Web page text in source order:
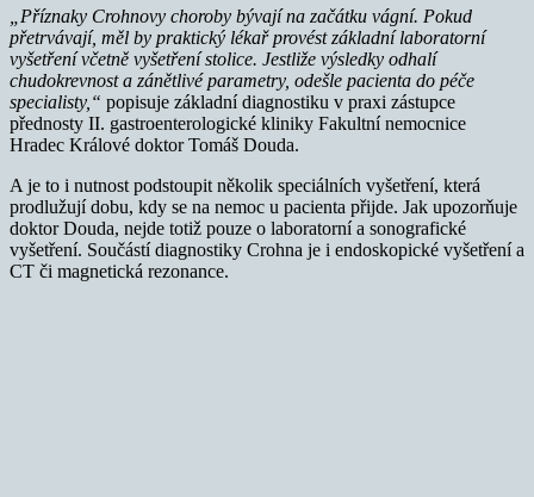
„Příznaky Crohnovy choroby bývají na začátku vágní. Pokud
přetrvávají, měl by praktický lékař provést základní laboratorní
vyšetření včetně vyšetření stolice. Jestliže výsledky odhalí
chudokrevnost a zánětlivé parametry, odešle pacienta do péče
specialisty,“ popisuje základní diagnostiku v praxi zástupce
přednosty II. gastroenterologické kliniky Fakultní nemocnice
Hradec Králové doktor Tomáš Douda.
A je to i nutnost podstoupit několik speciálních vyšetření, která
prodlužují dobu, kdy se na nemoc u pacienta přijde. Jak upozorňuje
doktor Douda, nejde totiž pouze o laboratorní a sonografické
vyšetření. Součástí diagnostiky Crohna je i endoskopické vyšetření a
CT či magnetická rezonance.